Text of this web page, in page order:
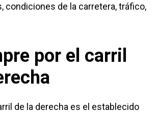
condiciones de la carretera, tráfico,
por el carril
de la derecha es el establecido